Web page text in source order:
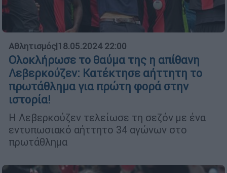
Αθλητισμός|18.05.2024 22:00
Ολοκλήρωσε το θαύμα της η απίθανη
Λεβερκούζεν: Κατέκτησε αήττητη το
πρωτάθλημα για πρώτη φορά στην
ιστορία!
Η Λεβερκούζεν τελείωσε τη σεζόν με ένα
εντυπωσιακό αήττητο 34 αγώνων στο
πρωτάθλημα